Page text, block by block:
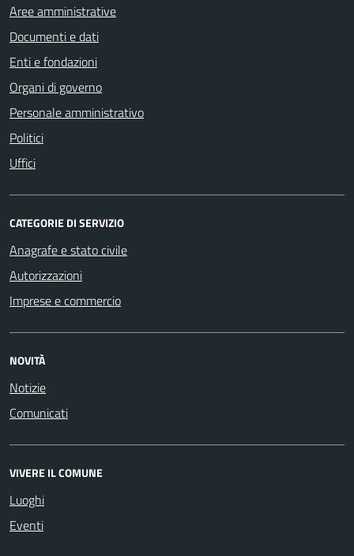
Aree amministrative
Documenti e dati
Enti e fondazioni
Organi di governo
Personale amministrativo
Politici
Uffici
CATEGORIE DI SERVIZIO
Anagrafe e stato civile
Autorizzazioni
Imprese e commercio
NOVITÀ
Notizie
Comunicati
VIVERE IL COMUNE
Luoghi
Eventi